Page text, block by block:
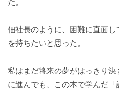
佃社長のように、困難に直面
を持ちたいと思った。
私はまだ将来の夢がはっきり
に進んでも、この本で学んだ